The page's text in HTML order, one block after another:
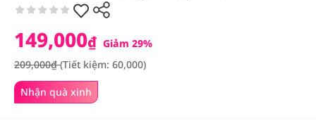
Nhận quà xinh
149,000₫ Giảm 29%
209,000₫(Tiết kiệm: 60,000)